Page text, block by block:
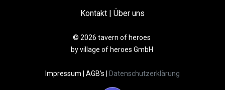
Kontakt Über uns
© 2026 tavern of heroes
by village of heroes GmbH
Impressum AGB’s Datenschutzerklärung​